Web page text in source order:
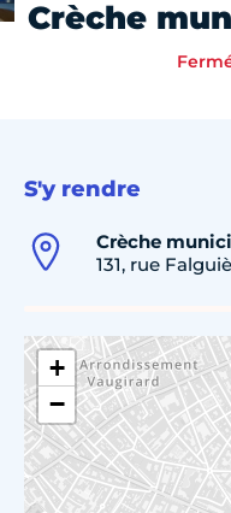
Crèche
S'y rendre
Crèche
131, rue
+
−